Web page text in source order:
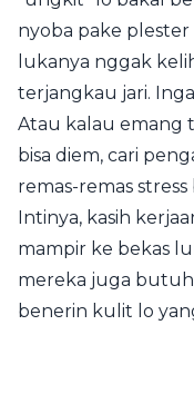
nyoba pake
lukanya nggak
terjangkau jari.
Atau kalau emang
bisa diem, cari
remas-remas
Intinya, kasih
mampir ke bekas
mereka juga
benerin kulit lo